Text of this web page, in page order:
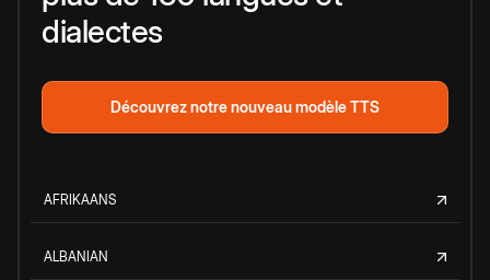
dialectes
Découvrez notre nouveau modèle TTS
AFRIKAANS
ALBANIAN